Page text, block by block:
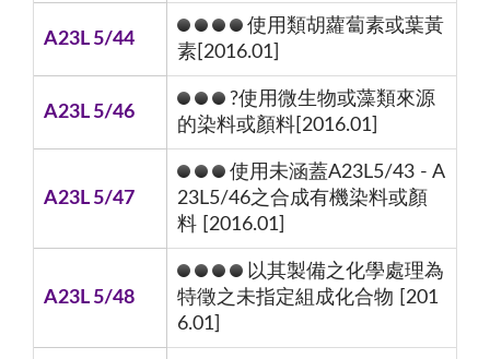
A23L 5/44
使用類胡蘿蔔素或葉黃
素[2016.01]
A23L 5/46
?使用微生物或藻類來源
的染料或顏料[2016.01]
A23L 5/47
使用未涵蓋A23L5/43 - A
23L5/46之合成有機染料或顏
料 [2016.01]
A23L 5/48
以其製備之化學處理為
特徵之未指定組成化合物 [201
6.01]